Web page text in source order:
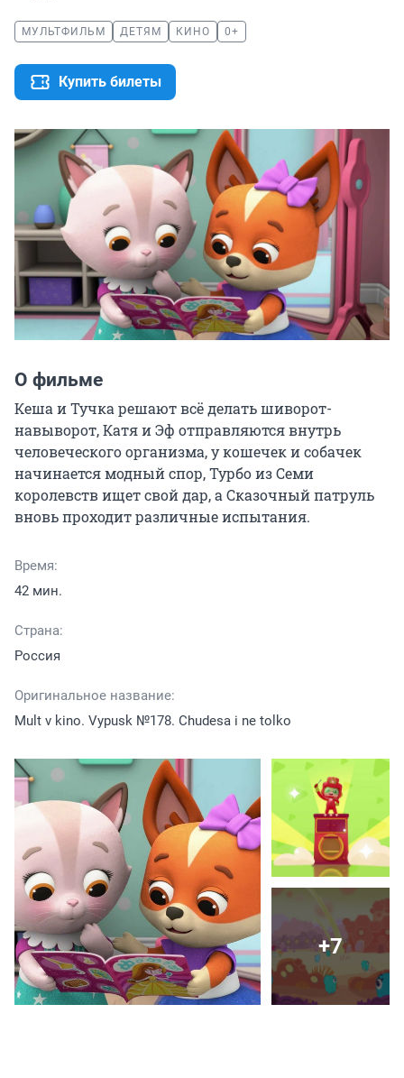
МУЛЬТФИЛЬМ ДЕТЯМ КИНО 0+
Купить билеты
О фильме
Кеша и Тучка решают всё делать шиворот-
навыворот, Катя и Эф отправляются внутрь
человеческого организма, у кошечек и собачек
начинается модный спор, Турбо из Семи
королевств ищет свой дар, а Сказочный патруль
вновь проходит различные испытания.
Время:
42 мин.
Страна:
Россия
Оригинальное название:
Mult v kino. Vypusk №178. Chudesa i ne tolko
+7